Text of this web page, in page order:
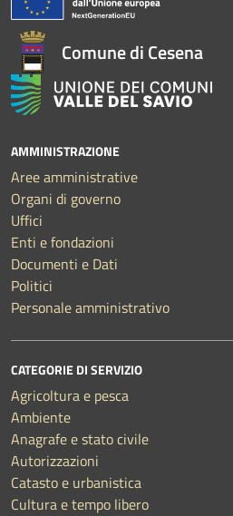
Comune di Cesena
AMMINISTRAZIONE
Aree amministrative
Organi di governo
Uffici
Enti e fondazioni
Documenti e Dati
Politici
Personale amministrativo
CATEGORIE DI SERVIZIO
Agricoltura e pesca
Ambiente
Anagrafe e stato civile
Autorizzazioni
Catasto e urbanistica
Cultura e tempo libero